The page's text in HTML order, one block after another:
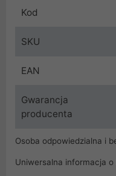
Kod
SKU
EAN
Gwarancja
producenta
Osoba odpowiedzialna i
Uniwersalna informacja